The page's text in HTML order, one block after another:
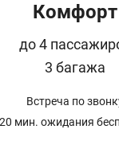
Комфорт
до 4
3 багажа
Встреча по
20 мин. ожидания